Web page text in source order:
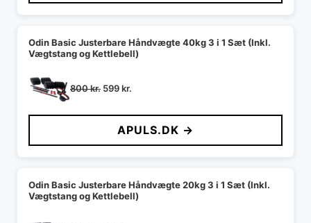
Odin Basic Justerbare Håndvægte 40kg 3 i 1 Sæt (Inkl.
Vægtstang og Kettlebell)
800kr. Den
pris
800 kr..
599kr.
pris
er:
599 kr..
APULS.DK →
Odin Basic Justerbare Håndvægte 20kg 3 i 1 Sæt (Inkl.
Vægtstang og Kettlebell)